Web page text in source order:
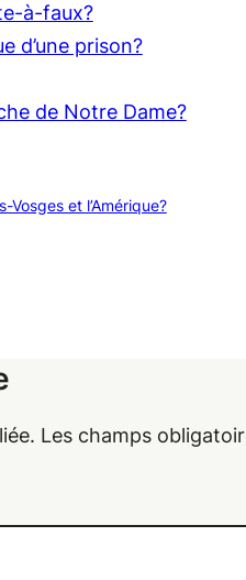
à-faux?
d’une prison?
de Notre Dame?
et l’Amérique?
Les champs